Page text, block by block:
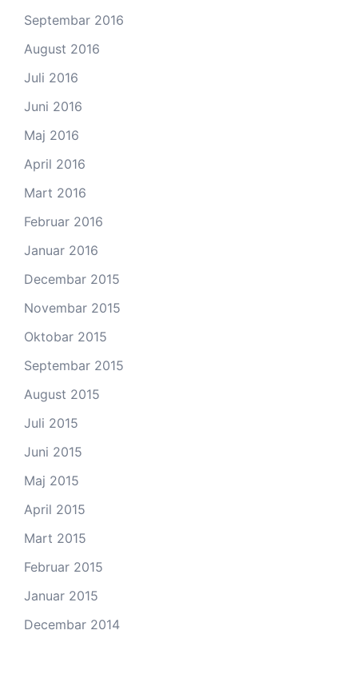
Septembar 2016
August 2016
Juli 2016
Juni 2016
Maj 2016
April 2016
Mart 2016
Februar 2016
Januar 2016
Decembar 2015
Novembar 2015
Oktobar 2015
Septembar 2015
August 2015
Juli 2015
Juni 2015
Maj 2015
April 2015
Mart 2015
Februar 2015
Januar 2015
Decembar 2014